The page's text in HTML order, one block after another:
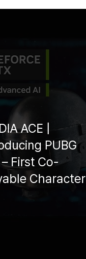
ACE |
PUBG
First Co-
Character